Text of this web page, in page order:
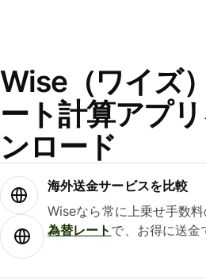
Wise（ワイズ
ート計算アプ
ンロード
海外送金サービスを比較
Wiseなら常に上乗せ手数
為替レート で、お得に送金